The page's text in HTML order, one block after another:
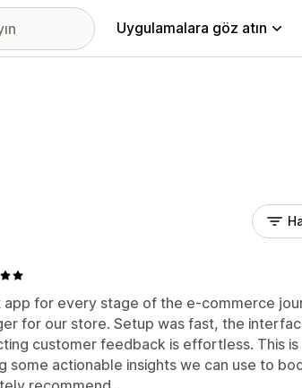
Uygulamalara göz atın
app for every stage of the e-commerce
for our store. Setup was fast, the
customer feedback is effortless. This is
some actionable insights we can use to